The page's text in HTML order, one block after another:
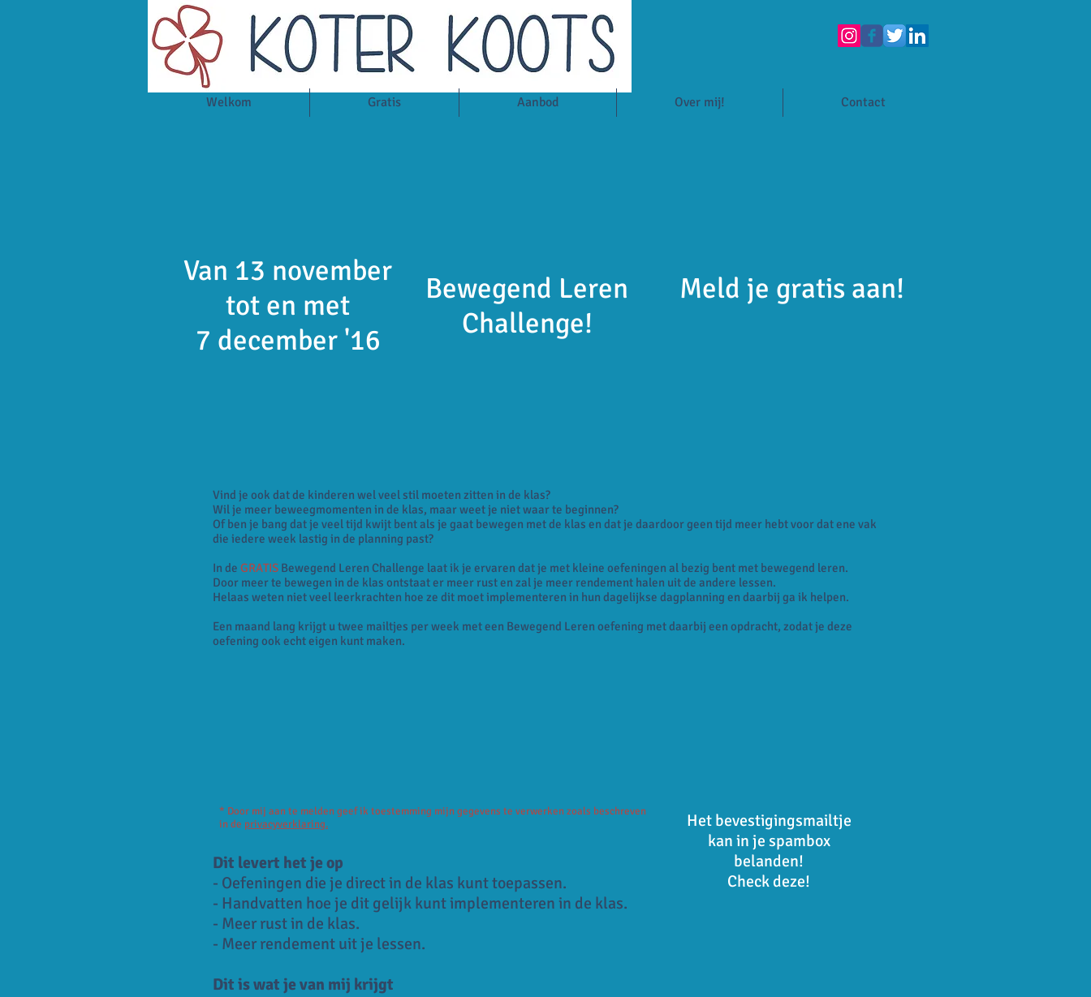
Welkom Gratis Aanbod Over mij! Contact
Van 13 november
tot en met
7 december '16
Bewegend Leren
Challenge!
Meld je gratis aan!
Vind je ook dat de kinderen wel veel stil moeten zitten in de klas?
Wil je meer beweegmomenten in de klas, maar weet je niet waar te beginnen?
Of ben je bang dat je veel tijd kwijt bent als je gaat bewegen met de klas en dat je daardoor geen tijd meer hebt voor dat ene vak
die iedere week lastig in de planning past?
In de GRATIS Bewegend Leren Challenge laat ik je ervaren dat je met kleine oefeningen al bezig bent met bewegend leren.
Door meer te bewegen in de klas ontstaat er meer rust en zal je meer rendement halen uit de andere lessen.
Helaas weten niet veel leerkrachten hoe ze dit moet implementeren in hun dagelijkse dagplanning en daarbij ga ik helpen.
Een maand lang krijgt u twee mailtjes per week met een Bewegend Leren oefening met daarbij een opdracht, zodat je deze
oefening ook echt eigen kunt maken.
Dit levert het je op
- Oefeningen die je direct in de klas kunt toepassen.
- Handvatten hoe je dit gelijk kunt implementeren in de klas.
- Meer rust in de klas.
- Meer rendement uit je lessen.
Dit is wat je van mij krijgt
Het bevestigingsmailtje
kan in je spambox
belanden!
Check deze!
* Door mij aan te melden geef ik toestemming mijn gegevens te verwerken zoals beschreven
in de privacyverklaring.